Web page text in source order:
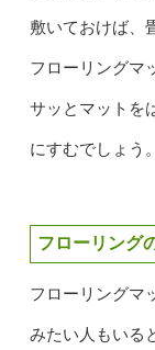
敷いておけば、
フローリングマ
サッとマットを
にすむでしょう。
フローリング
フローリングマ
みたい人もいる